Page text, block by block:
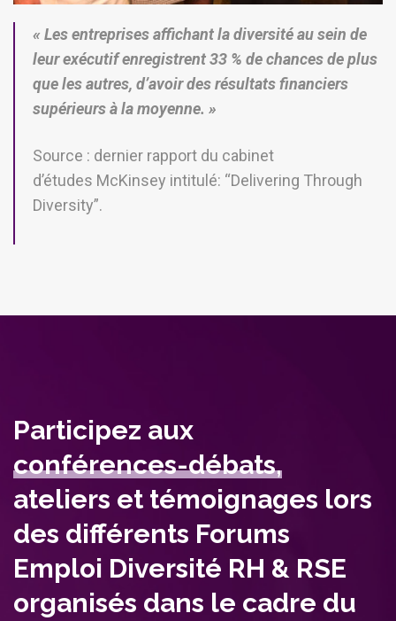
« Les entreprises affichant la diversité au sein de
leur exécutif enregistrent 33 % de chances de plus
que les autres, d’avoir des résultats financiers
supérieurs à la moyenne. »
Source : dernier rapport du cabinet
d’études McKinsey intitulé: “Delivering Through
Diversity”.
Participez aux
conférences-débats,
ateliers et témoignages lors
des différents Forums
Emploi Diversité RH & RSE
organisés dans le cadre du